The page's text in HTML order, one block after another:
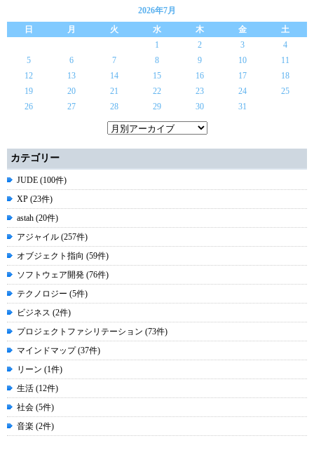
2026年7月
日
月 火 水 木 金
土
1
2 3
4
5
6 7 8 9 10
11
12
13 14 15 16 17
18
19
20 21 22 23 24
25
26
27 28 29 30 31
カテゴリー
JUDE (100件)
XP (23件)
astah (20件)
アジャイル (257件)
オブジェクト指向 (59件)
ソフトウェア開発 (76件)
テクノロジー (5件)
ビジネス (2件)
プロジェクトファシリテーション (73件)
マインドマップ (37件)
リーン (1件)
生活 (12件)
社会 (5件)
音楽 (2件)